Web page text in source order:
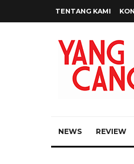
TENTANG KAMI
NEWS REVIEW